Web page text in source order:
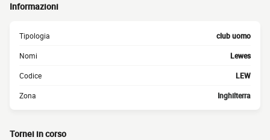
Informazioni
Tipologia club uomo
Nomi Lewes
Codice LEW
Zona Inghilterra
Tornei in corso